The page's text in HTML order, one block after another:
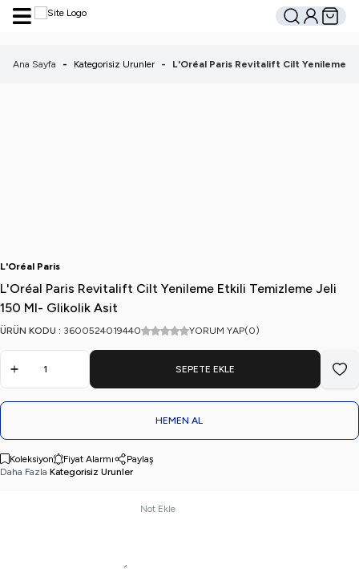
Hesabım
Sepetim
Ana Sayfa - Kategorisiz Urunler - L'Oréal Paris Revitalift Cilt Yenileme
L'Oréal Paris
L'Oréal Paris Revitalift Cilt Yenileme Etkili Temizleme Jeli
150 Ml- Glikolik Asit
ÜRÜN KODU : 3600524019440 YORUM YAP(0)
SEPETE EKLE
HEMEN AL
Koleksiyon Fiyat Alarmı
Paylaş
Daha Fazla Kategorisiz Urunler
Not Ekle